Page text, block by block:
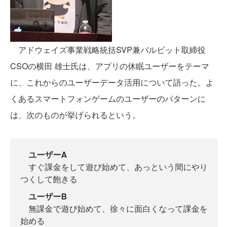
アドウェイズ事業戦略統括SVP兼バルビット取締役
CSOの横田 雄士氏は、アプリの休眠ユーザーをテーマ
に、これからのユーザーデータ活用について語った。よ
くあるスマートフォンゲームのユーザーのパターンに
は、次のものが挙げられるという。
ユーザーA
すぐ課金をして遊び始めて、あっという間にやり
つくして飽きる
ユーザーB
無課金で遊び始めて、徐々に面白くなって課金を
始める